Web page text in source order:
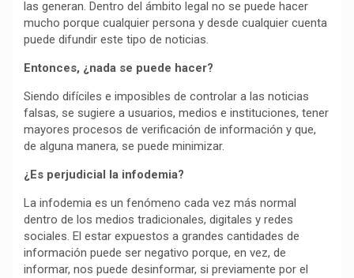
las generan. Dentro del ámbito legal no se puede hacer
mucho porque cualquier persona y desde cualquier cuenta
puede difundir este tipo de noticias.
Entonces, ¿nada se puede hacer?
Siendo difíciles e imposibles de controlar a las noticias
falsas, se sugiere a usuarios, medios e instituciones, tener
mayores procesos de verificación de información y que,
de alguna manera, se puede minimizar.
¿Es perjudicial la infodemia?
La infodemia es un fenómeno cada vez más normal
dentro de los medios tradicionales, digitales y redes
sociales. El estar expuestos a grandes cantidades de
información puede ser negativo porque, en vez, de
informar, nos puede desinformar, si previamente por el